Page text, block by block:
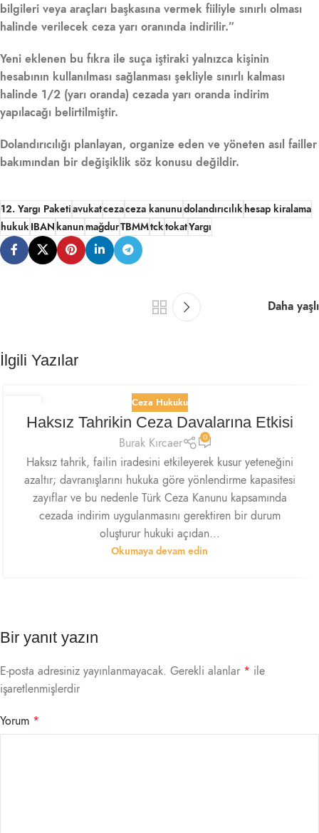
bilgileri veya araçları başkasına vermek fiiliyle sınırlı olması
halinde verilecek ceza yarı oranında indirilir.”
Yeni eklenen bu fıkra ile suça iştiraki yalnızca kişinin
hesabının kullanılması sağlanması şekliyle sınırlı kalması
halinde 1/2 (yarı oranda) cezada yarı oranda indirim
yapılacağı belirtilmiştir.
Dolandırıcılığı planlayan, organize eden ve yöneten asıl failler
bakımından bir değişiklik söz konusu değildir.
12. Yargı Paketiavukatcezaceza kanunudolandırıcılıkhesap kiralama
hukukIBANkanunmağdurTBMMtcktokatYargı
Daha yaşlı
İlgili Yazılar
NIS
Ceza Hukuku
Haksız Tahrikin Ceza Davalarına Etkisi
Burak Kırcaer 0
Haksız tahrik, failin iradesini etkileyerek kusur yeteneğini
azaltır; davranışlarını hukuka göre yönlendirme kapasitesi
zayıflar ve bu nedenle Türk Ceza Kanunu kapsamında
cezada indirim uygulanmasını gerektiren bir durum
oluşturur hukuki açıdan...
Okumaya devam edin
Bir yanıt yazın
E-posta adresiniz yayınlanmayacak. Gerekli alanlar * ile
işaretlenmişlerdir
Yorum *